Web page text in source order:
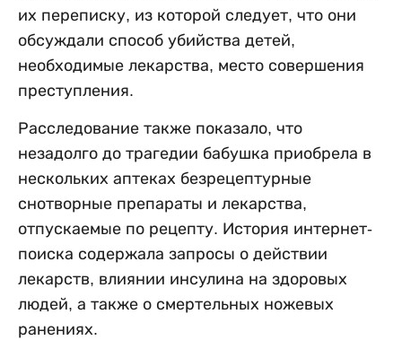
их переписку, из которой следует, что они
обсуждали способ убийства детей,
необходимые лекарства, место совершения
преступления.
Расследование также показало, что
незадолго до трагедии бабушка приобрела в
нескольких аптеках безрецептурные
снотворные препараты и лекарства,
отпускаемые по рецепту. История интернет-
поиска содержала запросы о действии
лекарств, влиянии инсулина на здоровых
людей, а также о смертельных ножевых
ранениях.